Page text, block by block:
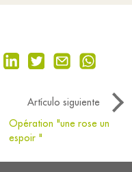
Artículo siguiente
Opération "une rose un
espoir "